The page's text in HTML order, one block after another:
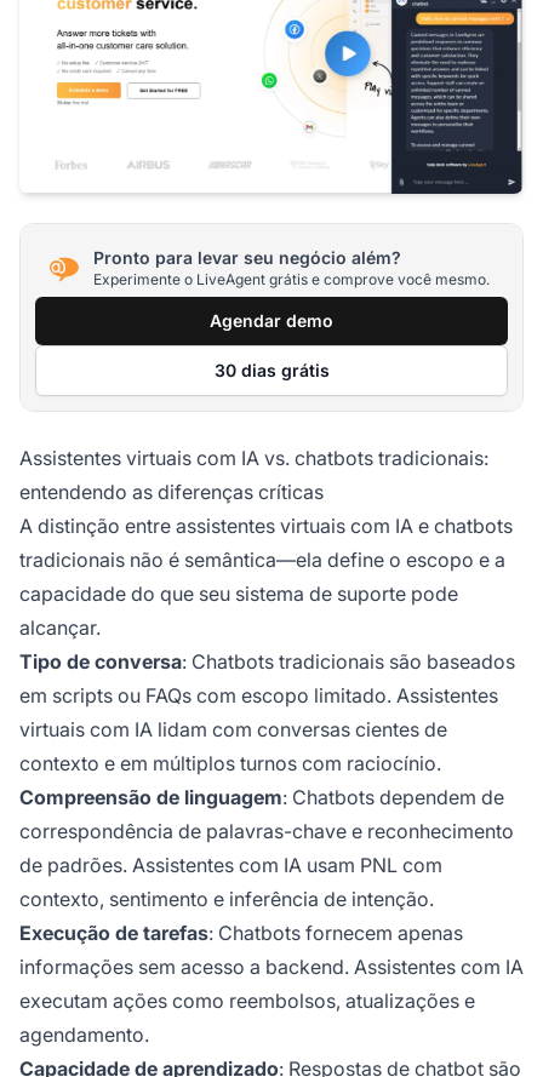
Pronto para levar seu negócio além?
Experimente o LiveAgent grátis e comprove você mesmo.
Agendar demo
30 dias grátis
Assistentes virtuais com IA vs. chatbots tradicionais:
entendendo as diferenças críticas
A distinção entre assistentes virtuais com IA e chatbots
tradicionais não é semântica—ela define o escopo e a
capacidade do que seu sistema de suporte pode
alcançar.
Tipo de conversa: Chatbots tradicionais são baseados
em scripts ou FAQs com escopo limitado. Assistentes
virtuais com IA lidam com conversas cientes de
contexto e em múltiplos turnos com raciocínio.
Compreensão de linguagem: Chatbots dependem de
correspondência de palavras-chave e reconhecimento
de padrões. Assistentes com IA usam PNL com
contexto, sentimento e inferência de intenção.
Execução de tarefas: Chatbots fornecem apenas
informações sem acesso a backend. Assistentes com IA
executam ações como reembolsos, atualizações e
agendamento.
Capacidade de aprendizado: Respostas de chatbot são